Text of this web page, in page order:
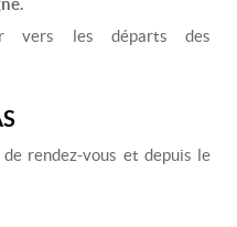
vers les départs des
de rendez-vous et depuis le